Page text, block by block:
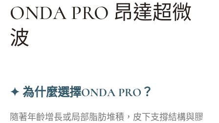
ONDA PRO 昂達超微
波
✦ 為什麼選擇ONDA PRO？
隨著年齡增長或局部脂肪堆積，皮下支撐結構與膠